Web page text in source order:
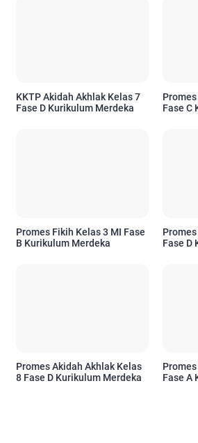
KKTP Akidah Akhlak Kelas 7
Fase D Kurikulum Merdeka
Fase C
Promes Fikih Kelas 3 MI Fase
B Kurikulum Merdeka
Fase D
Promes Akidah Akhlak Kelas
8 Fase D Kurikulum Merdeka
Fase A